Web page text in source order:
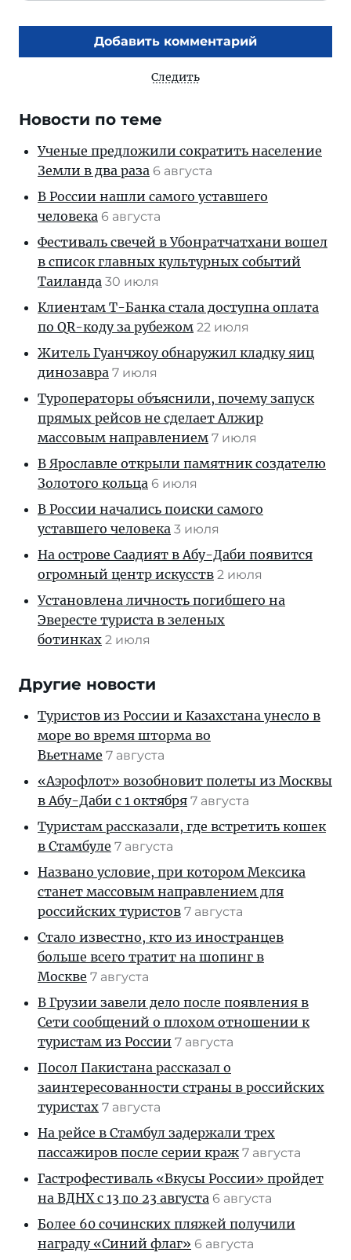
Добавить комментарий
Следить
Новости по теме
Ученые предложили сократить население
Земли в два раза 6 августа
В России нашли самого уставшего
человека 6 августа
Фестиваль свечей в Убонратчатхани вошел
в список главных культурных событий
Таиланда 30 июля
Клиентам T-Банка стала доступна оплата
по QR-коду за рубежом 22 июля
Житель Гуанчжоу обнаружил кладку яиц
динозавра 7 июля
Туроператоры объяснили, почему запуск
прямых рейсов не сделает Алжир
массовым направлением 7 июля
В Ярославле открыли памятник создателю
Золотого кольца 6 июля
В России начались поиски самого
уставшего человека 3 июля
На острове Саадият в Абу-Даби появится
огромный центр искусств 2 июля
Установлена личность погибшего на
Эвересте туриста в зеленых
ботинках 2 июля
Другие новости
Туристов из России и Казахстана унесло в
море во время шторма во
Вьетнаме 7 августа
«Аэрофлот» возобновит полеты из Москвы
в Абу-Даби с 1 октября 7 августа
Туристам рассказали, где встретить кошек
в Стамбуле 7 августа
Названо условие, при котором Мексика
станет массовым направлением для
российских туристов 7 августа
Стало известно, кто из иностранцев
больше всего тратит на шопинг в
Москве 7 августа
В Грузии завели дело после появления в
Сети сообщений о плохом отношении к
туристам из России 7 августа
Посол Пакистана рассказал о
заинтересованности страны в российских
туристах 7 августа
На рейсе в Стамбул задержали трех
пассажиров после серии краж 7 августа
Гастрофестиваль «Вкусы России» пройдет
на ВДНХ с 13 по 23 августа 6 августа
Более 60 сочинских пляжей получили
награду «Синий флаг» 6 августа